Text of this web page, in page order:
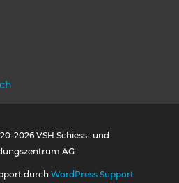
2026 VSH Schiess- und
AG
durch WordPress Support